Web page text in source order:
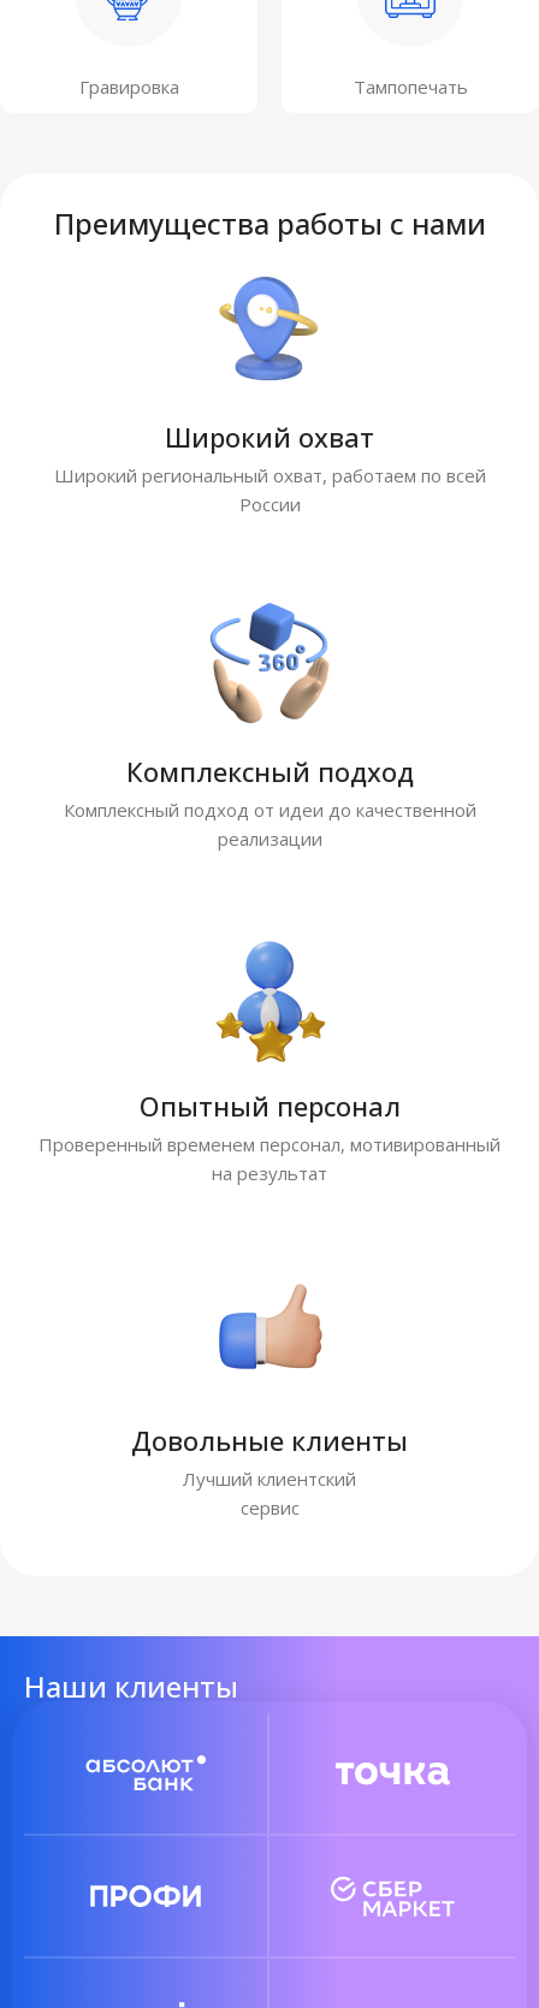
Гравировка Тампопечать
Преимущества работы с нами
Широкий охват
Широкий региональный охват, работаем по всей
России
Комплексный подход
Комплексный подход от идеи до качественной
реализации
Опытный персонал
Проверенный временем персонал, мотивированный
на результат
Довольные клиенты
Лучший клиентский
сервис
Наши клиенты